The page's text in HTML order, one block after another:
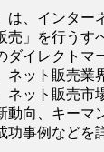
は、インター
売」を行うす
ダイレクトマ
ネット販売業
ネット販売市
動向、キーマ
功事例などを